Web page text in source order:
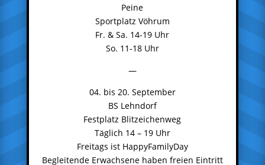
Peine
Sportplatz Vöhrum
Fr. & Sa. 14-19 Uhr
So. 11-18 Uhr
—
04. bis 20. September
BS Lehndorf
Festplatz Blitzeichenweg
Täglich 14 – 19 Uhr
Freitags ist HappyFamilyDay
Begleitende Erwachsene haben freien Eintritt